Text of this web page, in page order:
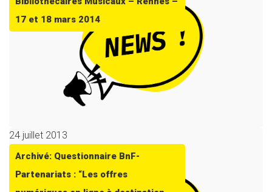
17 et 18 mars 2014
24 juillet 2013
Archivé: Questionnaire BnF-
Partenariats : “Les offres